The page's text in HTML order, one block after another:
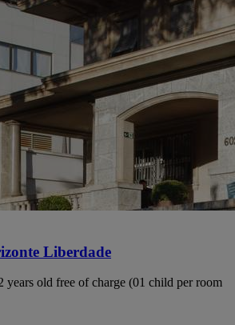
Liberdade
years old free of charge (01 child per room